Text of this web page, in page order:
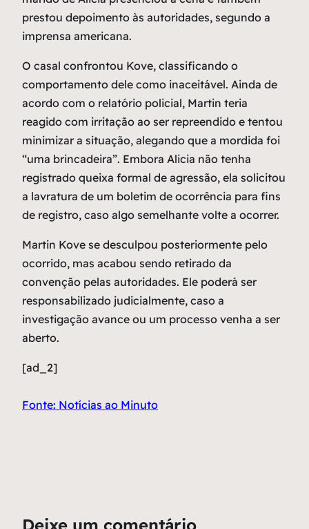
prestou depoimento às autoridades, segundo a
imprensa americana.
O casal confrontou Kove, classificando o
comportamento dele como inaceitável. Ainda de
acordo com o relatório policial, Martin teria
reagido com irritação ao ser repreendido e tentou
minimizar a situação, alegando que a mordida foi
“uma brincadeira”. Embora Alicia não tenha
registrado queixa formal de agressão, ela solicitou
a lavratura de um boletim de ocorrência para fins
de registro, caso algo semelhante volte a ocorrer.
Martin Kove se desculpou posteriormente pelo
ocorrido, mas acabou sendo retirado da
convenção pelas autoridades. Ele poderá ser
responsabilizado judicialmente, caso a
investigação avance ou um processo venha a ser
aberto.
[ad_2]
Fonte: Notícias ao Minuto